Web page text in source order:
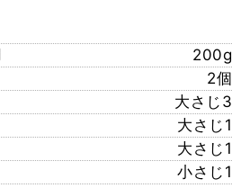
200g
2個
大さじ3
大さじ1
大さじ1
小さじ1